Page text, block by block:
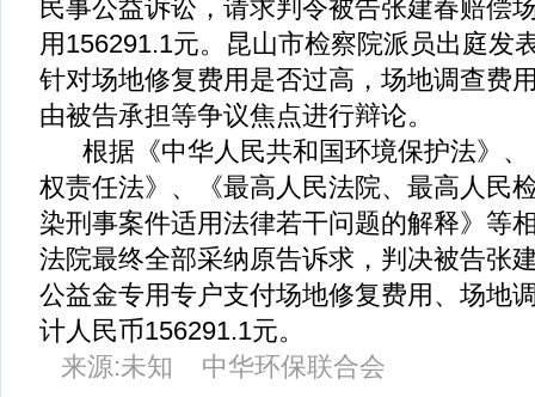
民事公益诉讼，请求判令被告张建春赔偿
用156291.1元。昆山市检察院派员出庭发
针对场地修复费用是否过高，场地调查费
由被告承担等争议焦点进行辩论。
根据《中华人民共和国环境保护法》、
权责任法》、《最高人民法院、最高人民
染刑事案件适用法律若干问题的解释》等
法院最终全部采纳原告诉求，判决被告张
公益金专用专户支付场地修复费用、场地
计人民币156291.1元。
来源:未知 中华环保联合会